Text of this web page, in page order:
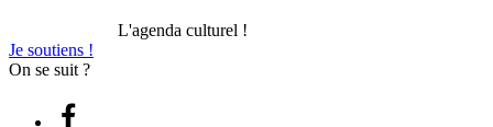
L'agenda culturel !
Je soutiens !
On se suit ?